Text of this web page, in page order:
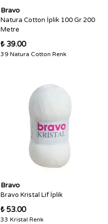
Bravo
Natura Cotton İplik 100 Gr 200
Metre
₺ 39.00
39 Natura Cotton Renk
Bravo
Bravo Kristal Lif İplik
₺ 53.00
33 Kristal Renk